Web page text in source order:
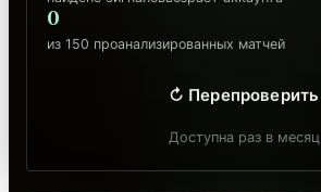
0
из 150 проанализированных матчей
↻ Перепроверить
Доступна раз в месяц